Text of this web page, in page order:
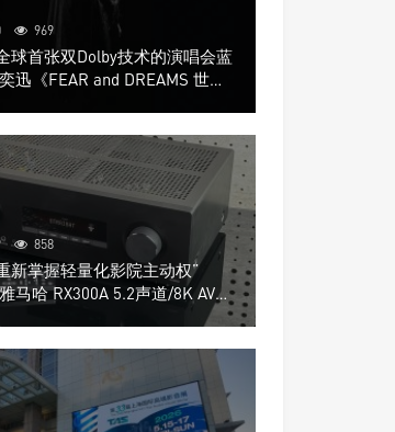
969
球首张双Dolby技术的演唱会蓝
迅《FEAR and DREAMS 世界
858
新掌握轻量化影院主动权”
马哈 RX300A 5.2声道/8K AV放